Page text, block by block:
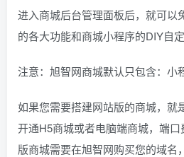
进入商城后台管理面板后，就可以
的各大功能和商城小程序的DIY自定
注意：旭智网商城默认只包含：小
如果您需要搭建网站版的商城，就
开通H5商城或者电脑端商城，端
版商城需要在旭智网购买您的域名